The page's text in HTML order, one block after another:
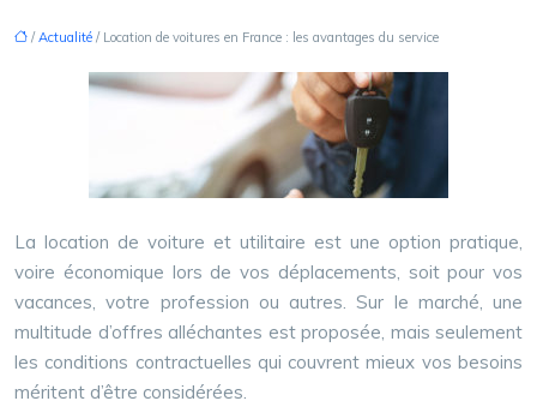
/Actualité / Location de voitures en France : les avantages du service
La location de voiture et utilitaire est une option pratique,
voire économique lors de vos déplacements, soit pour vos
vacances, votre profession ou autres. Sur le marché, une
multitude d’offres alléchantes est proposée, mais seulement
les conditions contractuelles qui couvrent mieux vos besoins
méritent d’être considérées.